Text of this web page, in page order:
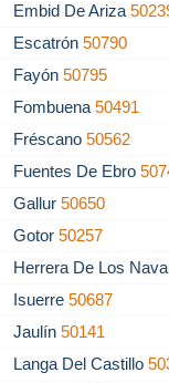
Embid De Ariza
Escatrón50790
Fayón50795
Fombuena50491
Fréscano50562
Fuentes De Ebro
Gallur50650
Gotor50257
Herrera De Los
Isuerre50687
Jaulín50141
Langa Del Castillo